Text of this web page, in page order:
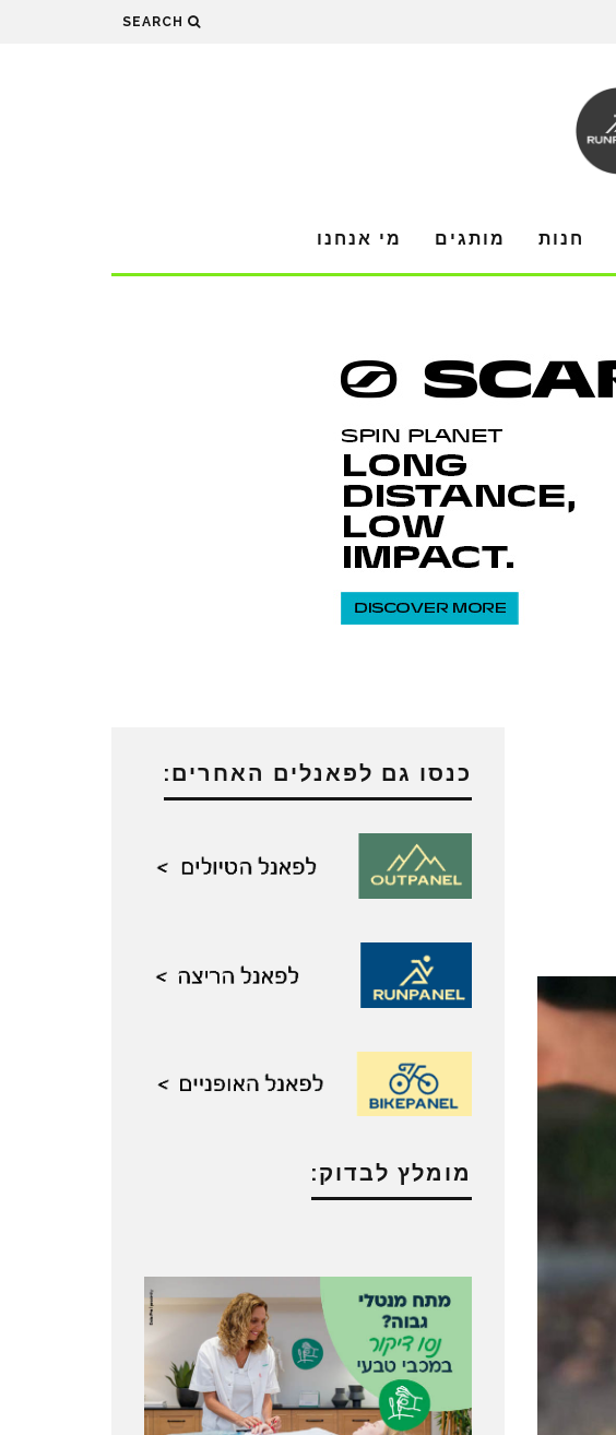
SEARCH
חנות מותגים מי אנחנו
כנסו גם לפאנלים האחרים:
מומלץ לבדוק: